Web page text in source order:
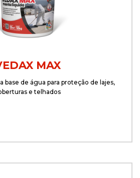
MAX
base de água para proteção de lajes,
e telhados